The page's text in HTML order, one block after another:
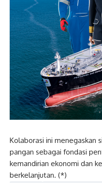
Kolaborasi ini menegaskan
pangan sebagai fondasi
kemandirian ekonomi dan
berkelanjutan. (*)